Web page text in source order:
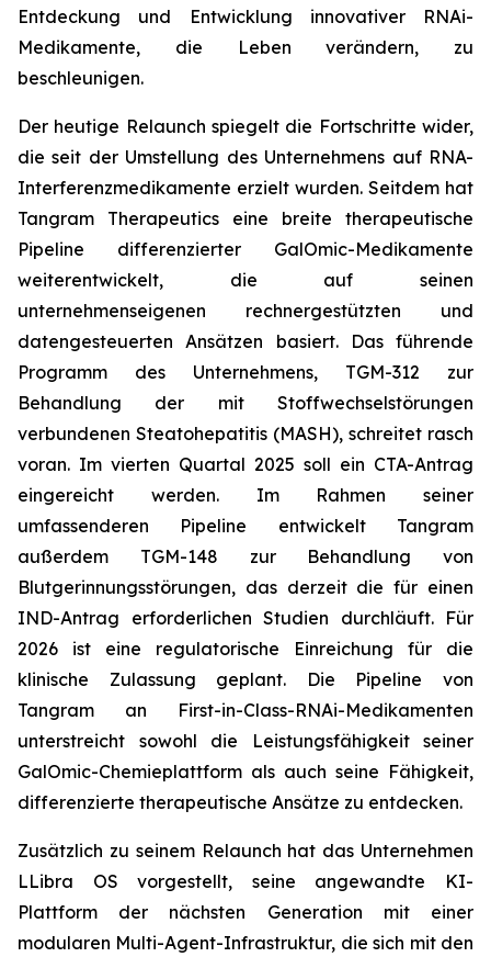
Entdeckung und Entwicklung innovativer RNAi-
Medikamente, die Leben verändern, zu
beschleunigen.
Der heutige Relaunch spiegelt die Fortschritte wider,
die seit der Umstellung des Unternehmens auf RNA-
Interferenzmedikamente erzielt wurden. Seitdem hat
Tangram Therapeutics eine breite therapeutische
Pipeline differenzierter GalOmic-Medikamente
weiterentwickelt, die auf seinen
unternehmenseigenen rechnergestützten und
datengesteuerten Ansätzen basiert. Das führende
Programm des Unternehmens, TGM-312 zur
Behandlung der mit Stoffwechselstörungen
verbundenen Steatohepatitis (MASH), schreitet rasch
voran. Im vierten Quartal 2025 soll ein CTA-Antrag
eingereicht werden. Im Rahmen seiner
umfassenderen Pipeline entwickelt Tangram
außerdem TGM-148 zur Behandlung von
Blutgerinnungsstörungen, das derzeit die für einen
IND-Antrag erforderlichen Studien durchläuft. Für
2026 ist eine regulatorische Einreichung für die
klinische Zulassung geplant. Die Pipeline von
Tangram an First-in-Class-RNAi-Medikamenten
unterstreicht sowohl die Leistungsfähigkeit seiner
GalOmic-Chemieplattform als auch seine Fähigkeit,
differenzierte therapeutische Ansätze zu entdecken.
Zusätzlich zu seinem Relaunch hat das Unternehmen
LLibra OS vorgestellt, seine angewandte KI-
Plattform der nächsten Generation mit einer
modularen Multi-Agent-Infrastruktur, die sich mit den